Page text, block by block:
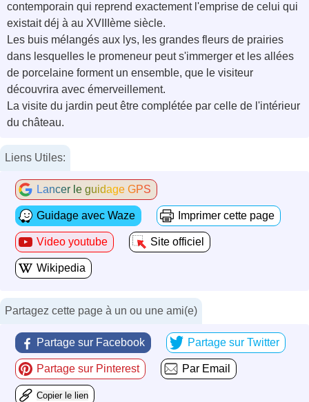
contemporain qui reprend exactement l'emprise de celui qui
existait déj à au XVIIIème siècle.
Les buis mélangés aux lys, les grandes fleurs de prairies
dans lesquelles le promeneur peut s'immerger et les allées
de porcelaine forment un ensemble, que le visiteur
découvrira avec émerveillement.
La visite du jardin peut être complétée par celle de l'intérieur
du château.
Liens Utiles:
Lancer le guidage GPS
Guidage avec Waze Imprimer cette page
Video youtube Site officiel
Wikipedia
Partagez cette page à un ou une ami(e)
Partage sur Facebook Partage sur Twitter
Partage sur Pinterest Par Email
Copier le lien